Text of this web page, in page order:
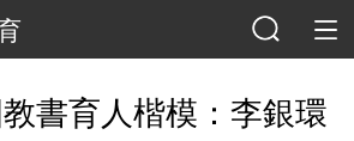
書育人楷模：李銀環